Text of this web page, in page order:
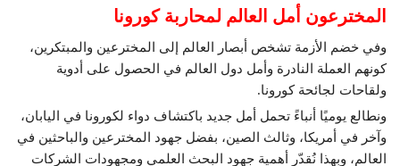
المخترعون أمل العالم لمحاربة كورونا
وفي خضم الأزمة تشخص أبصار العالم إلى المخترعين والمبتكرين،
كونهم العملة النادرة وأمل دول العالم في الحصول على أدوية
ولقاحات لجائحة كورونا.
ونطالع يوميًا أنباءً تحمل أمل جديد باكتشاف دواء لكورونا في اليابان،
وآخر في أمريكا، وثالث الصين، بفضل جهود المخترعين والباحثين في
العالم، وبهذا نُقدّر أهمية جهود البحث العلمي ومجهودات الشركات